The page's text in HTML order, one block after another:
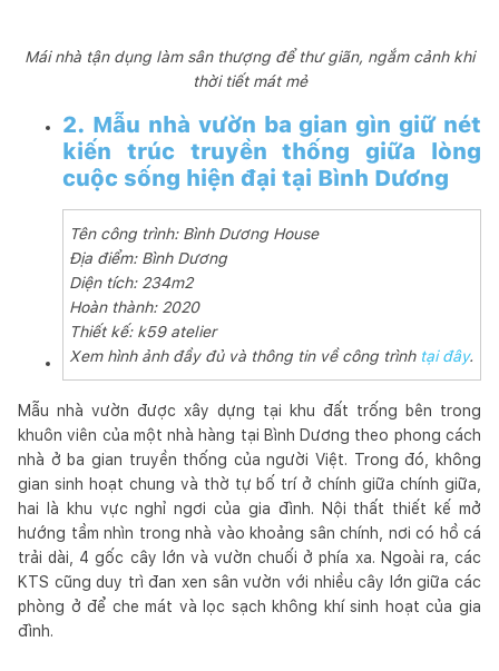
Mái nhà tận dụng làm sân thượng để thư giãn, ngắm cảnh khi
thời tiết mát mẻ
2. Mẫu nhà vườn ba gian gìn giữ nét
kiến trúc truyền thống giữa lòng
cuộc sống hiện đại tại Bình Dương
Tên công trình: Bình Dương House
Địa điểm: Bình Dương
Diện tích: 234m2
Hoàn thành: 2020
Thiết kế: k59 atelier
Xem hình ảnh đầy đủ và thông tin về công trình tại đây.
Mẫu nhà vườn được xây dựng tại khu đất trống bên trong
khuôn viên của một nhà hàng tại Bình Dương theo phong cách
nhà ở ba gian truyền thống của người Việt. Trong đó, không
gian sinh hoạt chung và thờ tự bố trí ở chính giữa chính giữa,
hai là khu vực nghỉ ngơi của gia đình. Nội thất thiết kế mở
hướng tầm nhìn trong nhà vào khoảng sân chính, nơi có hồ cá
trải dài, 4 gốc cây lớn và vườn chuối ở phía xa. Ngoài ra, các
KTS cũng duy trì đan xen sân vườn với nhiều cây lớn giữa các
phòng ở để che mát và lọc sạch không khí sinh hoạt của gia
đình.